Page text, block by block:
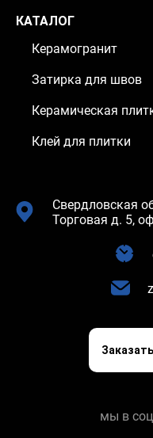
КАТАЛОГ
Керамогранит
Затирка для швов
Керамическая
Клей для плитки
Свердловская
Торговая д. 5,
мы в